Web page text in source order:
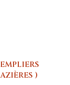
)